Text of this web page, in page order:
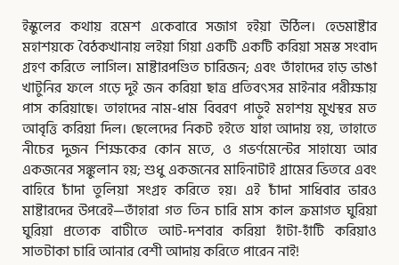
ইস্কুলের কথায় রমেশ একেবারে সজাগ হইয়া উঠিল। হেডমাষ্টার
মহাশয়কে বৈঠকখানায় লইয়া গিয়া একটি একটি করিয়া সমস্ত সংবাদ
গ্রহণ করিতে লাগিল। মাষ্টারপণ্ডিত চারিজন; এবং তাঁহাদের হাড় ভাঙা
খাটুনির ফলে গড়ে দুই জন করিয়া ছাত্র প্রতিবৎসর মাইনার পরীক্ষায়
পাস করিয়াছে। তাহাদের নাম-ধাম বিবরণ পাড়ুই মহাশয় মুখস্থর মত
আবৃত্তি করিয়া দিল। ছেলেদের নিকট হইতে যাহা আদায় হয়, তাহাতে
নীচের দুজন শিক্ষকের কোন মতে, ও গভর্ণমেন্টের সাহায্যে আর
একজনের সঙ্কুলান হয়; শুধু একজনের মাহিনাটাই গ্রামের ভিতরে এবং
বাহিরে চাঁদা তুলিয়া সংগ্রহ করিতে হয়। এই চাঁদা সাধিবার ভারও
মাষ্টারদের উপরেই—তাঁহারা গত তিন চারি মাস কাল ক্রমাগত ঘুরিয়া
ঘুরিয়া প্রত্যেক বাটীতে আট-দশবার করিয়া হাঁটা-হাঁটি করিয়াও
সাতটাকা চারি আনার বেশী আদায় করিতে পারেন নাই!